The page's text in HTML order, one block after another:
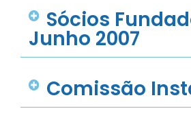
Sócios
Junho 2007
Comissão